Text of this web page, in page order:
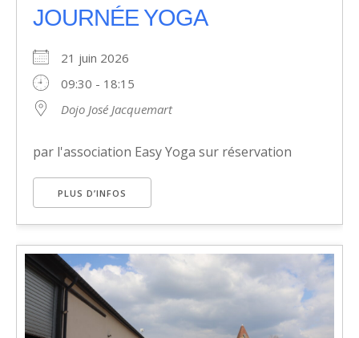
JOURNÉE YOGA
21 juin 2026
09:30 - 18:15
Dojo José Jacquemart
par l'association Easy Yoga sur réservation
PLUS D’INFOS